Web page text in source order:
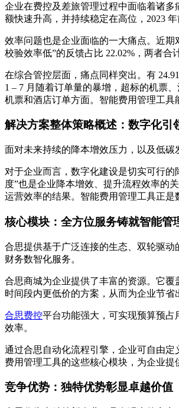
企业在费控及差旅管理过程中面临着诸多
额快速升高，并持续稳定在高位，2023
效率问题也是企业面临的一大痛点。近期
校验效率低”的反馈占比 22.02%，两者合
在综合管控层面，痛点同样突出。有
1 – 7 月随着订单量的暴增，超标的机票
机票和酒店订单方面。智能费用管理工具
解决方案整体策略概述：数字化引
面对未来持续的降本增效压力，以及低
对于企业而言，数字化建设是切实可行
度”也是企业降本增效、提升流程效率的
运营效率的结果。智能费用管理工具正是
核心模块：全方位服务铸就智能管
合思提供基于广泛连接的生态、双轮驱动
财务数智化服务。
合思商城为企业提供了丰富的资源。它覆
时间段内更低价的方案，从而为企业节省
合思费控平台功能强大，可实现预算预
效率。
通过合思自动化流程引擎，企业可自由
费用管理工具的这些核心模块，为企业提
竞争优势：独特优势彰显卓越价值